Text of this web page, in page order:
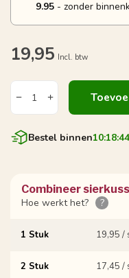
9.95 - zonder
19,95 Incl. btw
Bestel binnen10:18:43
Combineer
Hoe werkt het?
?
1 Stuk 19,95 /
2 Stuk 17,45 /